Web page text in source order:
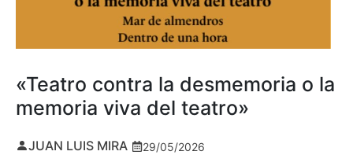
«Teatro contra la desmemoria o la
memoria viva del teatro»
JUAN LUIS MIRA 29/05/2026